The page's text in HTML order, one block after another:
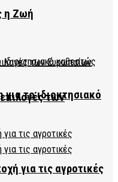
το ιδιοκτησιακό
η Ζωή
των
για τις αγροτικές